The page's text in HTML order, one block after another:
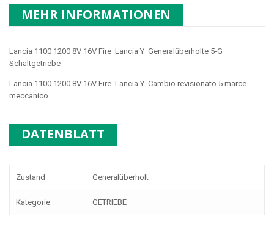
MEHR INFORMATIONEN
Lancia 1100 1200 8V 16V Fire Lancia Y Generalüberholte 5-G
Schaltgetriebe
Lancia 1100 1200 8V 16V Fire Lancia Y Cambio revisionato 5 marce
meccanico
DATENBLATT
Zustand Generalüberholt
Kategorie GETRIEBE